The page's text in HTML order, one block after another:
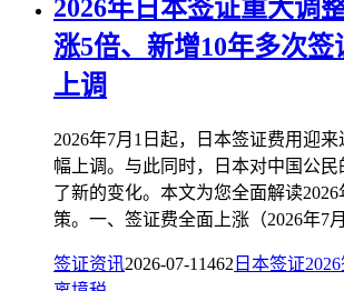
2026年日本签证重大调
涨5倍、新增10年多次签
上调
2026年7月1日起，日本签证费用迎
幅上调。与此同时，日本对中国公
了新的变化。本文为您全面解读
策。一、签证费全面上涨（2026年7
签证资讯2026-07-11462 日本签证2026